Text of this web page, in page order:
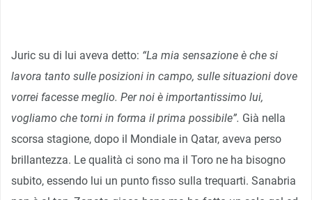
Juric su di lui aveva detto: “La mia sensazione è che si
lavora tanto sulle posizioni in campo, sulle situazioni dove
vorrei facesse meglio. Per noi è importantissimo lui,
vogliamo che torni in forma il prima possibile”. Già nella
scorsa stagione, dopo il Mondiale in Qatar, aveva perso
brillantezza. Le qualità ci sono ma il Toro ne ha bisogno
subito, essendo lui un punto fisso sulla trequarti. Sanabria